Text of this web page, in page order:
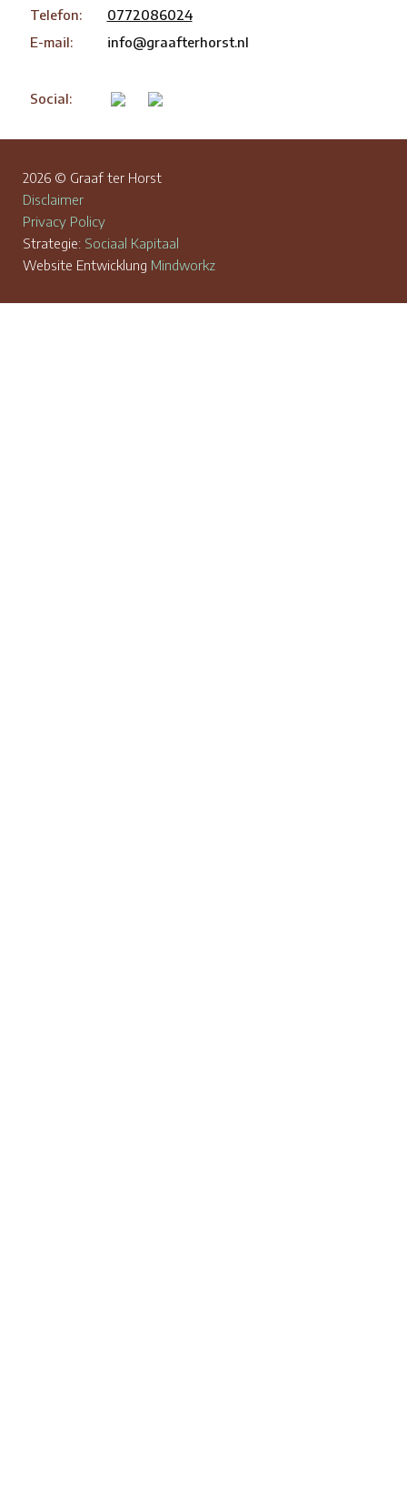
Telefon:
0772086024
E-mail:
info@graafterhorst.nl
Social:
2026 © Graaf ter Horst
Disclaimer
Privacy Policy
Strategie: Sociaal Kapitaal
Website Entwicklung Mindworkz